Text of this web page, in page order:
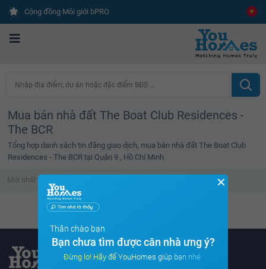
Cộng đồng Môi giới bPRO
Nhập địa điểm, dự án hoặc đặc điểm BĐS ...
Mua bán nhà đất The Boat Club Residences -
The BCR
Tổng hợp danh sách tin đăng giao dịch, mua bán nhà đất The Boat Club
Residences - The BCR tại Quận 9 , Hồ Chí Minh
Mới nhất
Danh sách tin đã xem trống
✕
Thân chào bạn
Bạn chưa tìm được căn nhà ưng ý?
Đừng lo! Hãy để YouHomes giúp bạn nhé.